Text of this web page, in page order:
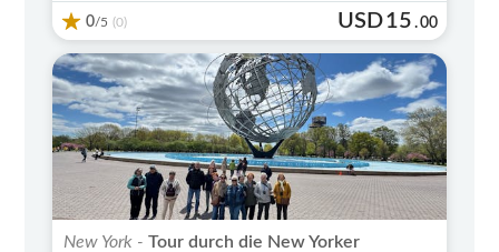
0/5 (0) USD15 .00
New York - Tour durch die New Yorker